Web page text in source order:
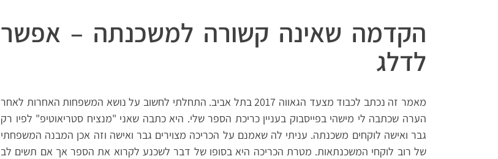
הקדמה שאינה קשורה למשכנתה – אפשר
לדלג
מאמר זה נכתב לכבוד מצעד הגאווה 2017 בתל אביב. התחלתי לחשוב על נושא המשפחות האחרות לאחר
הערה שכתבה לי מישהי בפייסבוק בעניין כריכת הספר שלי. היא כתבה שאני "מנציח סטריאוטיפ" לפיו רק
גבר ואישה לוקחים משכנתה. עניתי לה שאמנם על הכריכה מצוירים גבר ואישה וזה אכן המבנה המשפחתי
של רוב לוקחי המשכנתאות. מטרת הכריכה היא בסופו של דבר לשכנע לקרוא את הספר אך אם תשים לב